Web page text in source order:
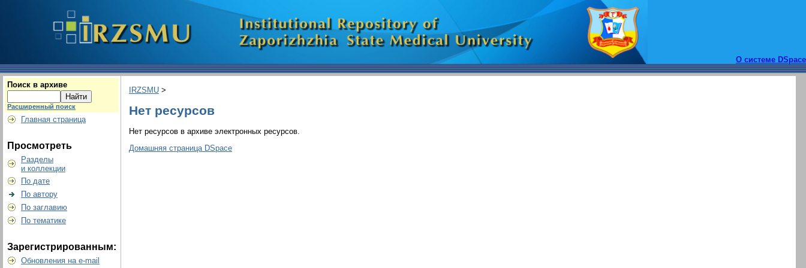
О системе DSpace
Поиск в архиве
Расширенный поиск
Главная страница
Просмотреть
Разделы
и коллекции
По дате
По автору
По заглавию
По тематике
Зарегистрированным:
Обновления на e-mail
IRZSMU >
Нет ресурсов
Нет ресурсов в архиве электронных ресурсов.
Домашняя страница DSpace